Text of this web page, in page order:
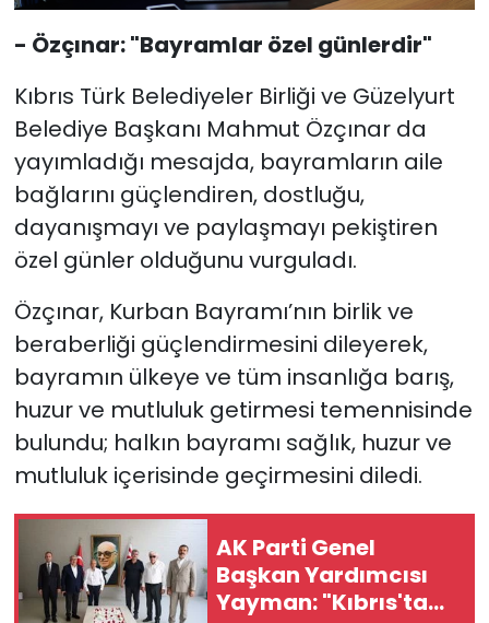
- Özçınar: "Bayramlar özel günlerdir"
Kıbrıs Türk Belediyeler Birliği ve Güzelyurt
Belediye Başkanı Mahmut Özçınar da
yayımladığı mesajda, bayramların aile
bağlarını güçlendiren, dostluğu,
dayanışmayı ve paylaşmayı pekiştiren
özel günler olduğunu vurguladı.
Özçınar, Kurban Bayramı’nın birlik ve
beraberliği güçlendirmesini dileyerek,
bayramın ülkeye ve tüm insanlığa barış,
huzur ve mutluluk getirmesi temennisinde
bulundu; halkın bayramı sağlık, huzur ve
mutluluk içerisinde geçirmesini diledi.
AK Parti Genel
Başkan Yardımcısı
Yayman: "Kıbrıs'ta